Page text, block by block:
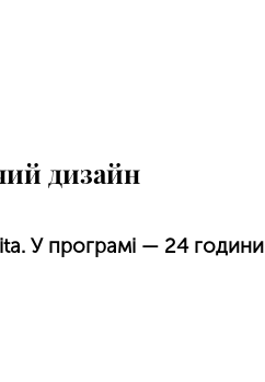
дизайн
У програмі — 24 години